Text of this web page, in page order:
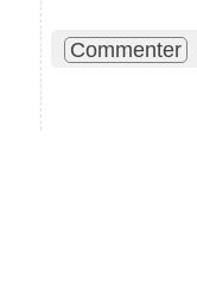
Commenter